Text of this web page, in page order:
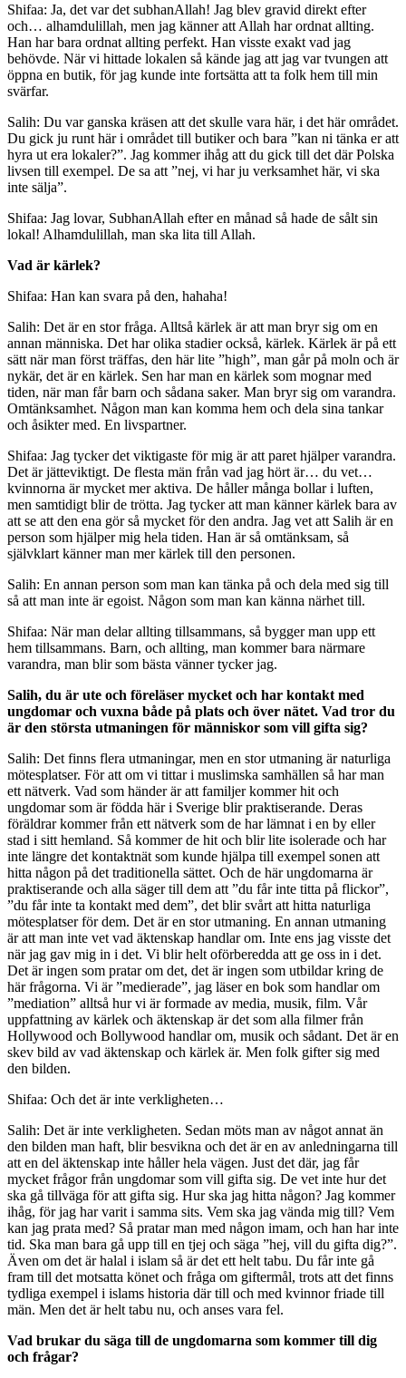
Shifaa: Ja, det var det subhanAllah! Jag blev gravid direkt efter
och… alhamdulillah, men jag känner att Allah har ordnat allting.
Han har bara ordnat allting perfekt. Han visste exakt vad jag
behövde. När vi hittade lokalen så kände jag att jag var tvungen att
öppna en butik, för jag kunde inte fortsätta att ta folk hem till min
svärfar.
Salih: Du var ganska kräsen att det skulle vara här, i det här området.
Du gick ju runt här i området till butiker och bara ”kan ni tänka er att
hyra ut era lokaler?”. Jag kommer ihåg att du gick till det där Polska
livsen till exempel. De sa att ”nej, vi har ju verksamhet här, vi ska
inte sälja”.
Shifaa: Jag lovar, SubhanAllah efter en månad så hade de sålt sin
lokal! Alhamdulillah, man ska lita till Allah.
Vad är kärlek?
Shifaa: Han kan svara på den, hahaha!
Salih: Det är en stor fråga. Alltså kärlek är att man bryr sig om en
annan människa. Det har olika stadier också, kärlek. Kärlek är på ett
sätt när man först träffas, den här lite ”high”, man går på moln och är
nykär, det är en kärlek. Sen har man en kärlek som mognar med
tiden, när man får barn och sådana saker. Man bryr sig om varandra.
Omtänksamhet. Någon man kan komma hem och dela sina tankar
och åsikter med. En livspartner.
Shifaa: Jag tycker det viktigaste för mig är att paret hjälper varandra.
Det är jätteviktigt. De flesta män från vad jag hört är… du vet…
kvinnorna är mycket mer aktiva. De håller många bollar i luften,
men samtidigt blir de trötta. Jag tycker att man känner kärlek bara av
att se att den ena gör så mycket för den andra. Jag vet att Salih är en
person som hjälper mig hela tiden. Han är så omtänksam, så
självklart känner man mer kärlek till den personen.
Salih: En annan person som man kan tänka på och dela med sig till
så att man inte är egoist. Någon som man kan känna närhet till.
Shifaa: När man delar allting tillsammans, så bygger man upp ett
hem tillsammans. Barn, och allting, man kommer bara närmare
varandra, man blir som bästa vänner tycker jag.
Salih, du är ute och föreläser mycket och har kontakt med
ungdomar och vuxna både på plats och över nätet. Vad tror du
är den största utmaningen för människor som vill gifta sig?
Salih: Det finns flera utmaningar, men en stor utmaning är naturliga
mötesplatser. För att om vi tittar i muslimska samhällen så har man
ett nätverk. Vad som händer är att familjer kommer hit och
ungdomar som är födda här i Sverige blir praktiserande. Deras
föräldrar kommer från ett nätverk som de har lämnat i en by eller
stad i sitt hemland. Så kommer de hit och blir lite isolerade och har
inte längre det kontaktnät som kunde hjälpa till exempel sonen att
hitta någon på det traditionella sättet. Och de här ungdomarna är
praktiserande och alla säger till dem att ”du får inte titta på flickor”,
”du får inte ta kontakt med dem”, det blir svårt att hitta naturliga
mötesplatser för dem. Det är en stor utmaning. En annan utmaning
är att man inte vet vad äktenskap handlar om. Inte ens jag visste det
när jag gav mig in i det. Vi blir helt oförberedda att ge oss in i det.
Det är ingen som pratar om det, det är ingen som utbildar kring de
här frågorna. Vi är ”medierade”, jag läser en bok som handlar om
”mediation” alltså hur vi är formade av media, musik, film. Vår
uppfattning av kärlek och äktenskap är det som alla filmer från
Hollywood och Bollywood handlar om, musik och sådant. Det är en
skev bild av vad äktenskap och kärlek är. Men folk gifter sig med
den bilden.
Shifaa: Och det är inte verkligheten…
Salih: Det är inte verkligheten. Sedan möts man av något annat än
den bilden man haft, blir besvikna och det är en av anledningarna till
att en del äktenskap inte håller hela vägen. Just det där, jag får
mycket frågor från ungdomar som vill gifta sig. De vet inte hur det
ska gå tillväga för att gifta sig. Hur ska jag hitta någon? Jag kommer
ihåg, för jag har varit i samma sits. Vem ska jag vända mig till? Vem
kan jag prata med? Så pratar man med någon imam, och han har inte
tid. Ska man bara gå upp till en tjej och säga ”hej, vill du gifta dig?”.
Även om det är halal i islam så är det ett helt tabu. Du får inte gå
fram till det motsatta könet och fråga om giftermål, trots att det finns
tydliga exempel i islams historia där till och med kvinnor friade till
män. Men det är helt tabu nu, och anses vara fel.
Vad brukar du säga till de ungdomarna som kommer till dig
och frågar?